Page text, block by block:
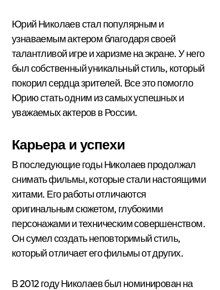
Юрий Николаев стал популярным и
узнаваемым актером благодаря своей
талантливой игре и харизме на экране. У него
был собственный уникальный стиль, который
покорил сердца зрителей. Все это помогло
Юрию стать одним из самых успешных и
уважаемых актеров в России.
Карьера и успехи
В последующие годы Николаев продолжал
снимать фильмы, которые стали настоящими
хитами. Его работы отличаются
оригинальным сюжетом, глубокими
персонажами и техническим совершенством.
Он сумел создать неповторимый стиль,
который отличает его фильмы от других.
В 2012 году Николаев был номинирован на